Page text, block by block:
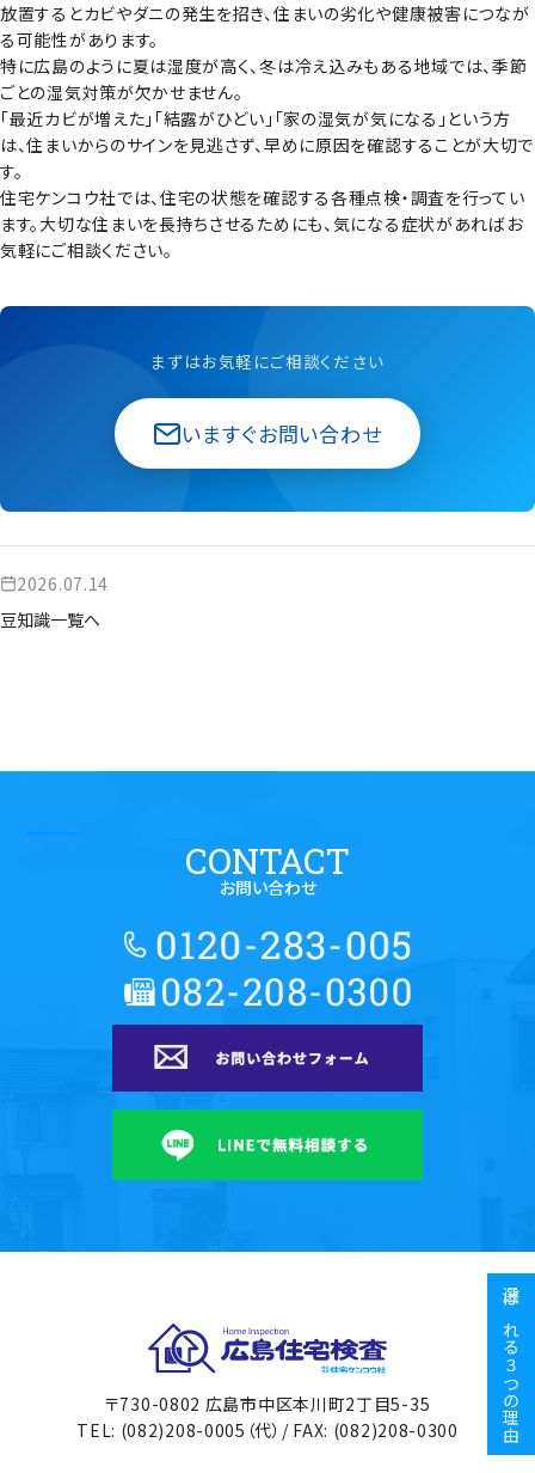
放置するとカビやダニの発生を招き、住まいの劣化や健康被害につなが
る可能性があります。
特に広島のように夏は湿度が高く、冬は冷え込みもある地域では、季節
ごとの湿気対策が欠かせません。
「最近カビが増えた」「結露がひどい」「家の湿気が気になる」という方
は、住まいからのサインを見逃さず、早めに原因を確認することが大切で
す。
住宅ケンコウ社では、住宅の状態を確認する各種点検・調査を行ってい
ます。大切な住まいを長持ちさせるためにも、気になる症状があればお
気軽にご相談ください。
まずはお気軽にご相談ください
いますぐお問い合わせ
2026.07.14
豆知識一覧へ
CONTACT
お問い合わせ
広島住宅検査
〒730-0802 広島市中区本川町2丁目5-35
TEL: (082)208-0005（代）/ FAX: (082)208-0300
選ばれる３つの理由